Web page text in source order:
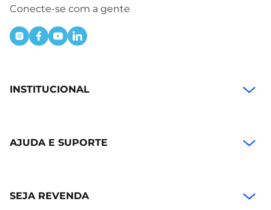
Conecte-se com a gente
INSTITUCIONAL
AJUDA E SUPORTE
SEJA REVENDA